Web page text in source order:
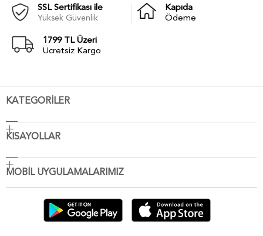
SSL Sertifikası ile
Yüksek Güvenlik
Kapıda
Ödeme
1799 TL Üzeri
Ücretsiz Kargo
KATEGORİLER
KISAYOLLAR
MOBİL UYGULAMALARIMIZ